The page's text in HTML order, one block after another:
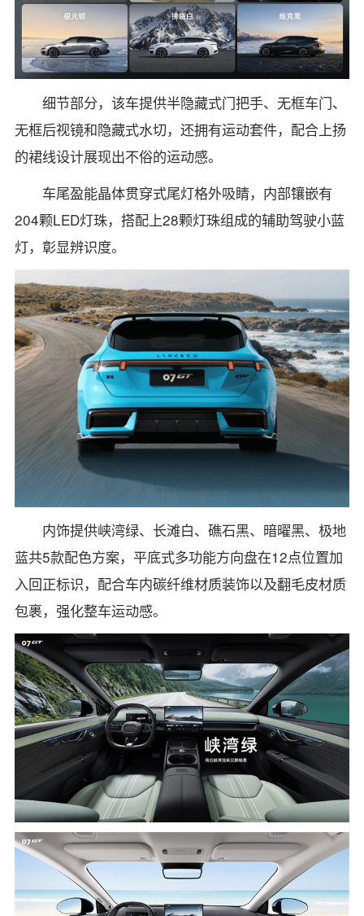
细节部分，该车提供半隐藏式门把手、无框车门、
无框后视镜和隐藏式水切，还拥有运动套件，配合上扬
的裙线设计展现出不俗的运动感。
车尾盈能晶体贯穿式尾灯格外吸睛，内部镶嵌有
204颗LED灯珠，搭配上28颗灯珠组成的辅助驾驶小蓝
灯，彰显辨识度。
内饰提供峡湾绿、长滩白、礁石黑、暗曜黑、极地
蓝共5款配色方案，平底式多功能方向盘在12点位置加
入回正标识，配合车内碳纤维材质装饰以及翻毛皮材质
包裹，强化整车运动感。